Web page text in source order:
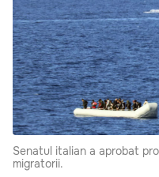
Senatul italian a aprobat
migratorii.